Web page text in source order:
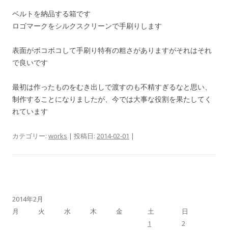
ベルトを納品する箱です
ロゴマークをシルクスクリーンで手刷りします
表面がボコボコして手刷り特有の粗さがありますがそれはそれ
で良いです
最初は作ったものをむき出しで渡すのも不精すぎるなと思い、
制作することになりましたが、今では大事な役割を果たしてく
れています
カテゴリー: works | 投稿日: 2014-02-01 |
2014年2月
月
火 水 木 金 土 日
1
2